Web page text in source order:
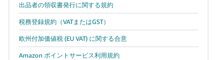
出品者の領収書発行に関する規約
税務登録規約（VATまたはGST）
欧州付加価値税 (EU VAT) に関する合意
Amazon ポイントサービス利用規約